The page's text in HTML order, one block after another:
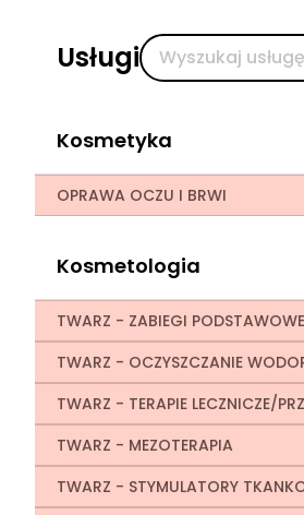
Usługi
Kosmetyka
OPRAWA OCZU I BRWI
Kosmetologia
TWARZ - ZABIEGI PODSTAWOWE
TWARZ - OCZYSZCZANIE
TWARZ - TERAPIE LECZNICZE/
TWARZ - MEZOTERAPIA
TWARZ - STYMULATORY